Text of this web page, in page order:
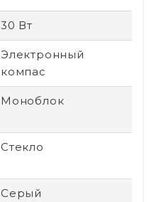
30 Вт
Электронный
компас
Моноблок
Стекло
Серый